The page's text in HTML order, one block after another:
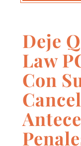
Deje
Law
Con